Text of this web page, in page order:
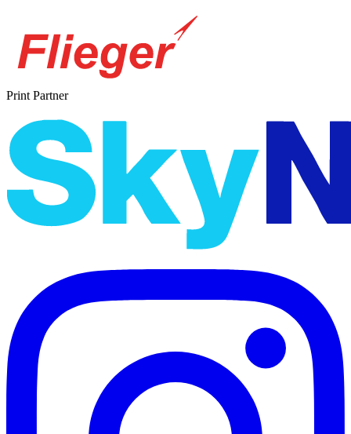
Print Partner